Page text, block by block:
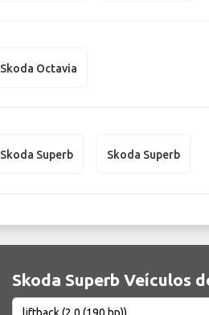
Skoda Octavia
Skoda Superb Skoda Superb
Skoda Superb Veículos